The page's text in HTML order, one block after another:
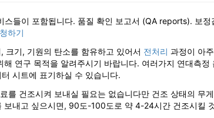
스들이 포함됩니다. 품질 확인 보고서 (QA reports). 보
하기
크기, 기원의 탄소를 함유하고 있어서 전처리 과정이 아
연구 목적을 알려주시기 바랍니다. 여러가지 연대측
시트에 표기하실 수 있습니다.
를 건조시켜 보내실 필요는 없습니다만 건조 상태의 무
보내고 싶으시면, 90도-100도로 약 4-24시간 건조시킬